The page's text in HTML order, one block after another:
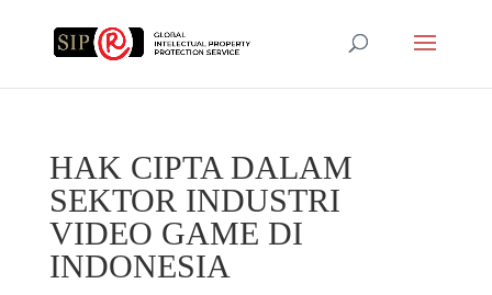
HAK CIPTA DALAM
SEKTOR INDUSTRI
VIDEO GAME DI
INDONESIA